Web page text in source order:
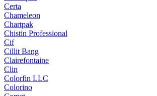
Certa
Chameleon
Chartpak
Chistin Professional
Cif
Cillit Bang
Clairefontaine
Clin
Colorfin LLC
Colorino